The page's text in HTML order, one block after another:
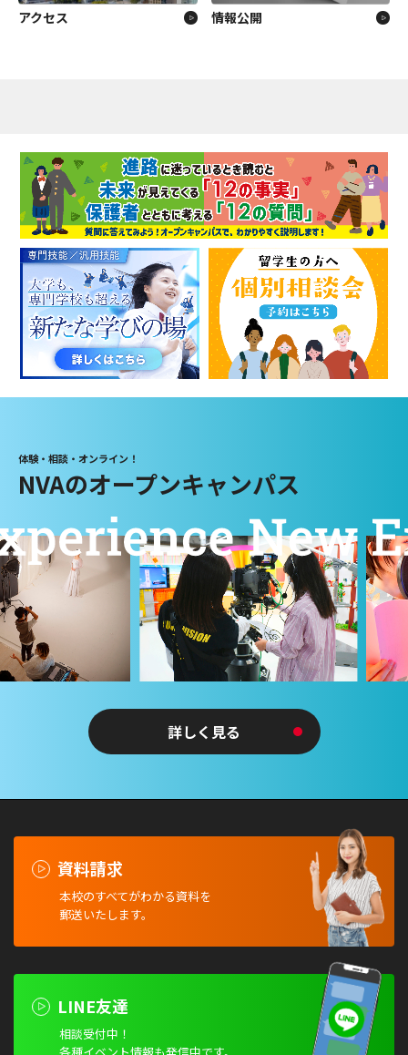
アクセス 情報公開
体験・相談・オンライン！
NVAのオープンキャンパス
詳しく見る
資料請求
本校のすべてがわかる資料を
郵送いたします。
LINE友達
相談受付中！